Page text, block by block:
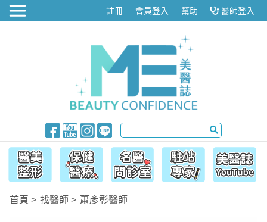
醫美整形 註冊 會員登入 幫助 醫師登入
首頁 找醫師 蕭彥彰醫師